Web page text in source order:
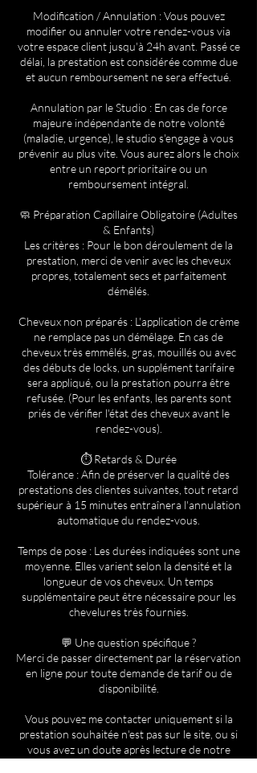
Modification / Annulation : Vous pouvez
modifier ou annuler votre rendez-vous via
votre espace client jusqu'à 24h avant. Passé ce
délai, la prestation est considérée comme due
et aucun remboursement ne sera effectué.
Annulation par le Studio : En cas de force
majeure indépendante de notre volonté
(maladie, urgence), le studio s'engage à vous
prévenir au plus vite. Vous aurez alors le choix
entre un report prioritaire ou un
remboursement intégral.
🧼 Préparation Capillaire Obligatoire (Adultes
& Enfants)
Les critères : Pour le bon déroulement de la
prestation, merci de venir avec les cheveux
propres, totalement secs et parfaitement
démêlés.
Cheveux non préparés : L'application de crème
ne remplace pas un démêlage. En cas de
cheveux très emmêlés, gras, mouillés ou avec
des débuts de locks, un supplément tarifaire
sera appliqué, ou la prestation pourra être
refusée. (Pour les enfants, les parents sont
priés de vérifier l'état des cheveux avant le
rendez-vous).
⏱️ Retards & Durée
Tolérance : Afin de préserver la qualité des
prestations des clientes suivantes, tout retard
supérieur à 15 minutes entraînera l'annulation
automatique du rendez-vous.
Temps de pose : Les durées indiquées sont une
moyenne. Elles varient selon la densité et la
longueur de vos cheveux. Un temps
supplémentaire peut être nécessaire pour les
chevelures très fournies.
💬 Une question spécifique ?
Merci de passer directement par la réservation
en ligne pour toute demande de tarif ou de
disponibilité.
Vous pouvez me contacter uniquement si la
prestation souhaitée n'est pas sur le site, ou si
vous avez un doute après lecture de notre